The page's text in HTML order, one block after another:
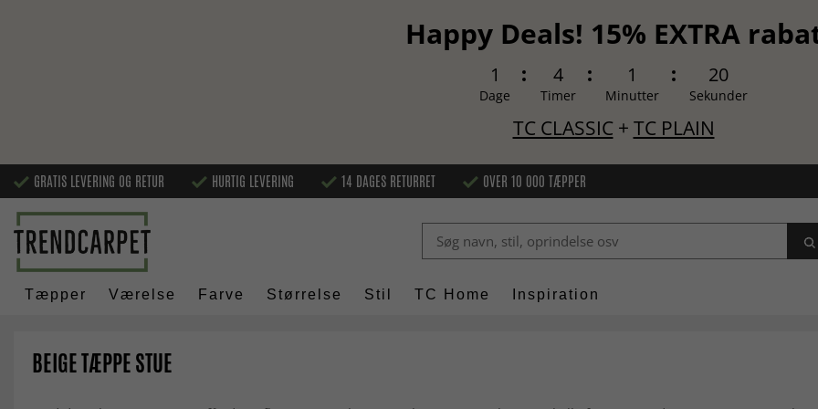
Happy Deals! 15% EXTRA
1
Dage
4
Timer
1
Minutter
18
Sekunder
TC CLASSIC+ TC PLAIN
GRATIS LEVERING OG RETUR HURTIG LEVERING 14 DAGES RETURRET OVER 10 000 TÆPPER
Tæpper Værelse Farve Størrelse Stil TC Home Inspiration
BEIGE TÆPPE STUE